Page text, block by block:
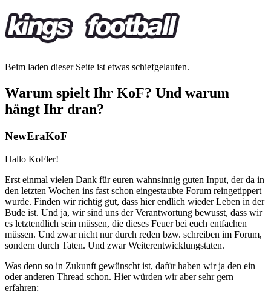
Beim laden dieser Seite ist etwas schiefgelaufen.
Warum spielt Ihr KoF? Und warum
hängt Ihr dran?
NewEraKoF
Hallo KoFler!
Erst einmal vielen Dank für euren wahnsinnig guten Input, der da in
den letzten Wochen ins fast schon eingestaubte Forum reingetippert
wurde. Finden wir richtig gut, dass hier endlich wieder Leben in der
Bude ist. Und ja, wir sind uns der Verantwortung bewusst, dass wir
es letztendlich sein müssen, die dieses Feuer bei euch entfachen
müssen. Und zwar nicht nur durch reden bzw. schreiben im Forum,
sondern durch Taten. Und zwar Weiterentwicklungstaten.
Was denn so in Zukunft gewünscht ist, dafür haben wir ja den ein
oder anderen Thread schon. Hier würden wir aber sehr gern
erfahren: